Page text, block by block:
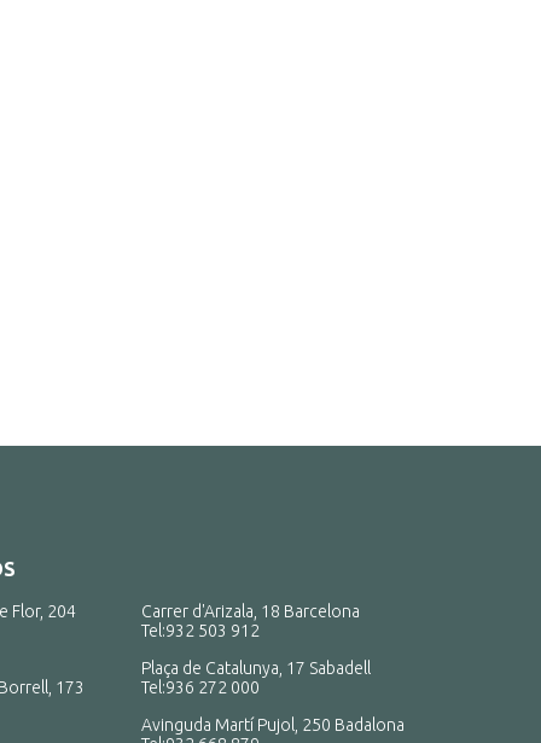
Flor, 204
173
Carrer d'Arizala, 18 Barcelona
Tel:932 503 912
Plaça de Catalunya, 17 Sabadell
Tel:936 272 000
Avinguda Martí Pujol, 250 Badalona